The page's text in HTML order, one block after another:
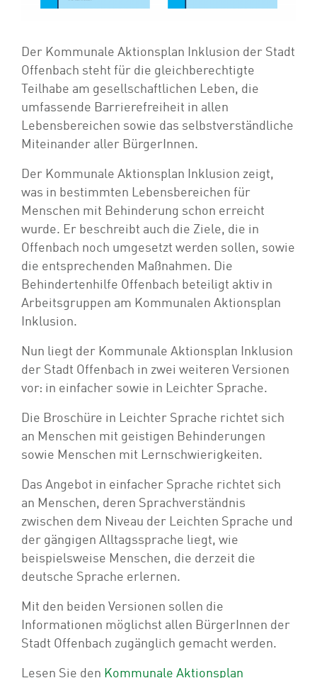
Der Kommunale Aktionsplan Inklusion der Stadt
Offenbach steht für die gleichberechtigte
Teilhabe am gesellschaftlichen Leben, die
umfassende Barrierefreiheit in allen
Lebensbereichen sowie das selbstverständliche
Miteinander aller BürgerInnen.
Der Kommunale Aktionsplan Inklusion zeigt,
was in bestimmten Lebensbereichen für
Menschen mit Behinderung schon erreicht
wurde. Er beschreibt auch die Ziele, die in
Offenbach noch umgesetzt werden sollen, sowie
die entsprechenden Maßnahmen. Die
Behindertenhilfe Offenbach beteiligt aktiv in
Arbeitsgruppen am Kommunalen Aktionsplan
Inklusion.
Nun liegt der Kommunale Aktionsplan Inklusion
der Stadt Offenbach in zwei weiteren Versionen
vor: in einfacher sowie in Leichter Sprache.
Die Broschüre in Leichter Sprache richtet sich
an Menschen mit geistigen Behinderungen
sowie Menschen mit Lernschwierigkeiten.
Das Angebot in einfacher Sprache richtet sich
an Menschen, deren Sprachverständnis
zwischen dem Niveau der Leichten Sprache und
der gängigen Alltagssprache liegt, wie
beispielsweise Menschen, die derzeit die
deutsche Sprache erlernen.
Mit den beiden Versionen sollen die
Informationen möglichst allen BürgerInnen der
Stadt Offenbach zugänglich gemacht werden.
Lesen Sie den Kommunale Aktionsplan